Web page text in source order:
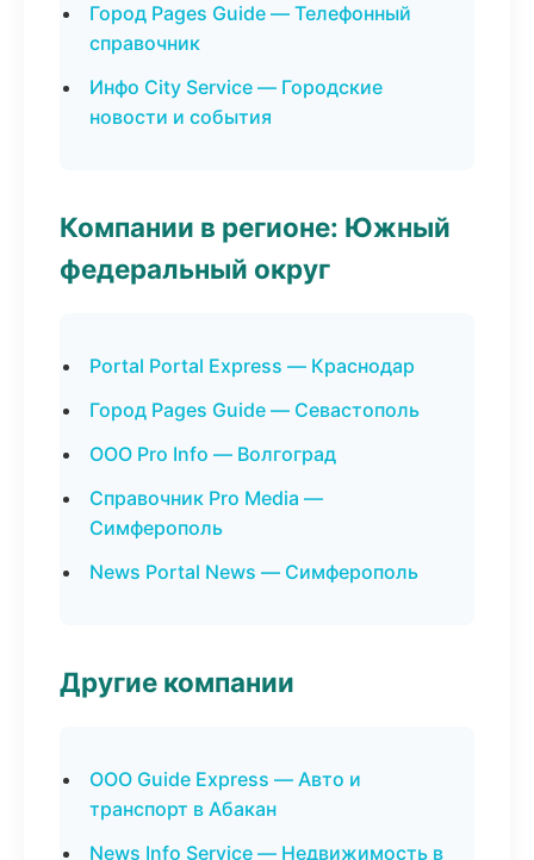
Город Pages Guide — Телефонный
справочник
Инфо City Service — Городские
новости и события
Компании в регионе: Южный
федеральный округ
Portal Portal Express — Краснодар
Город Pages Guide — Севастополь
ООО Pro Info — Волгоград
Справочник Pro Media —
Симферополь
News Portal News — Симферополь
Другие компании
ООО Guide Express — Авто и
транспорт в Абакан
News Info Service — Недвижимость в